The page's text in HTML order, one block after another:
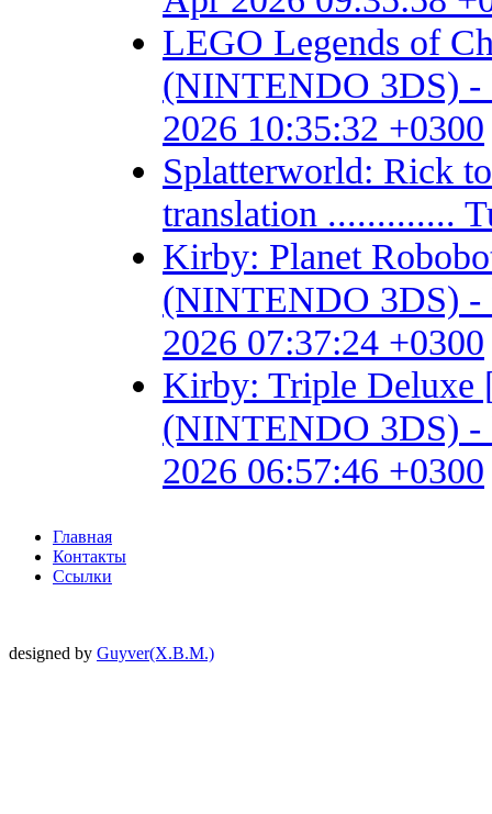
LEGO Legends of
(NINTENDO 3DS) -
2026 10:35:32 +0300
Splatterworld: Rick
translation .............
Kirby: Planet
(NINTENDO 3DS) -
2026 07:37:24 +0300
Kirby: Triple
(NINTENDO 3DS) -
2026 06:57:46 +0300
Главная
Контакты
Ссылки
designed by Guyver(X.B.M.)